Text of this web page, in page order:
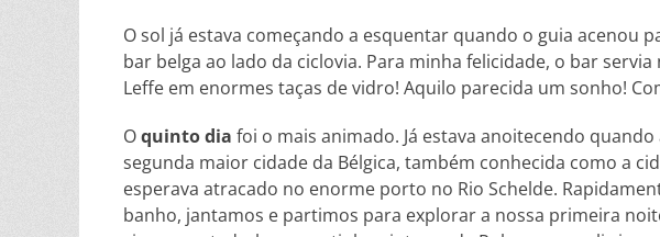
O sol já estava começando a esquentar quando o guia acenou
bar belga ao lado da ciclovia. Para minha felicidade, o bar
Leffe em enormes taças de vidro! Aquilo parecida um sonho!
Oquinto dia foi o mais animado. Já estava anoitecendo
segunda maior cidade da Bélgica, também conhecida como a
esperava atracado no enorme porto no Rio Schelde.
banho, jantamos e partimos para explorar a nossa primeira